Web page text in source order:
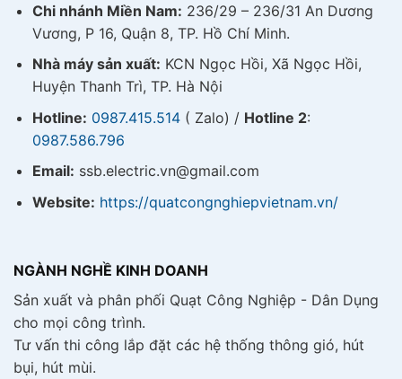
Chi nhánh Miền Nam: 236/29 – 236/31 An Dương
Vương, P 16, Quận 8, TP. Hồ Chí Minh.
Nhà máy sản xuất: KCN Ngọc Hồi, Xã Ngọc Hồi,
Huyện Thanh Trì, TP. Hà Nội
Hotline: 0987.415.514( Zalo) / Hotline 2:
0987.586.796
Email: ssb.electric.vn@gmail.com
Website: https://quatcongnghiepvietnam.vn/
NGÀNH NGHỀ KINH DOANH
Sản xuất và phân phối Quạt Công Nghiệp - Dân Dụng
cho mọi công trình.
Tư vấn thi công lắp đặt các hệ thống thông gió, hút
bụi, hút mùi.